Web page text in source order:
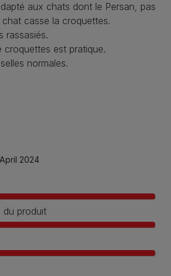
aux chats dont le Persan, pas
casse la croquettes.
rassasiés.
croquettes est pratique.
normales.
April 2024
du produit